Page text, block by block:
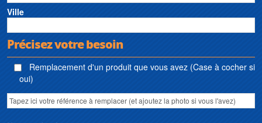
Ville
Précisez votre besoin
Remplacement d'un produit que vous avez (Case à cocher si
oui)